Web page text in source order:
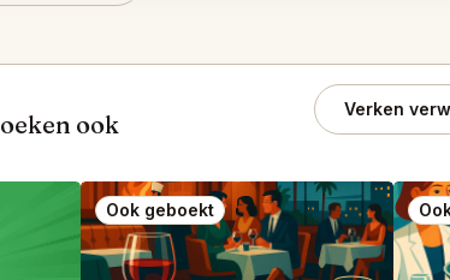
ook
Verken
Ook geboekt